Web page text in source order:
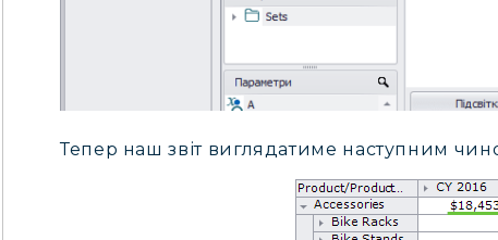
Тепер наш звіт виглядатиме наступним